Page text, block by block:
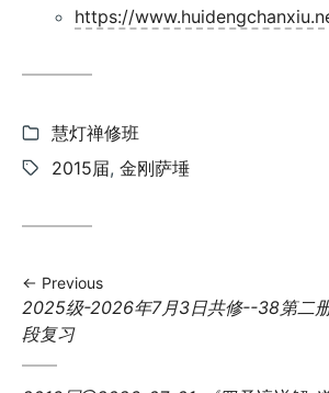
https://
Categories:
慧灯禅修班
Tags:
2015届, 金刚萨埵
Previous
Previous
post:
2025级-2026年7月3日共修--38第二
段复习